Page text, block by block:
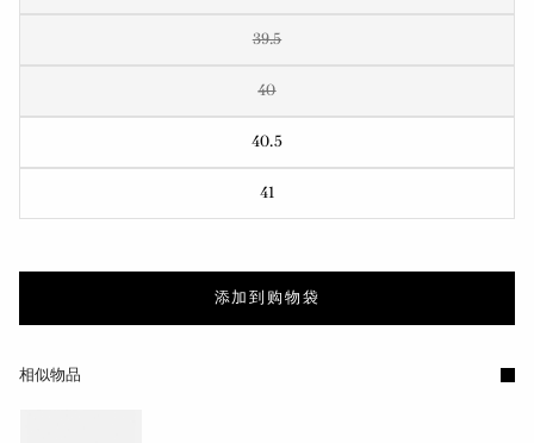
39.5
40
40.5
41
添加到购物袋
相似物品